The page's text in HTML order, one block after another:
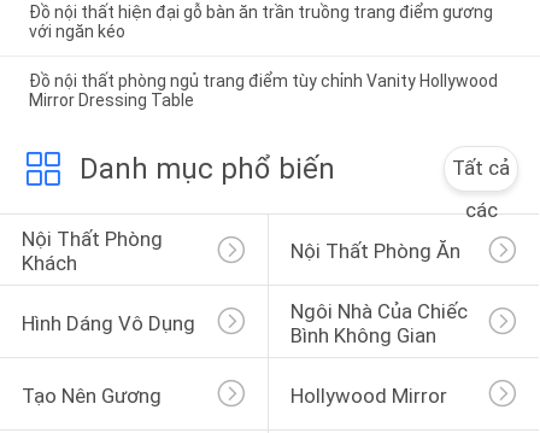
CHÍNH
SÁCH
BẢO
MẬT
Đồ nội thất hiện đại gỗ bàn ăn trần truồng trang điểm gương
với ngăn kéo
Đồ nội thất phòng ngủ trang điểm tùy chỉnh Vanity Hollywood
Mirror Dressing Table
Danh mục phổ biến
Tất cả
các
Nội Thất Phòng
Khách
Nội Thất Phòng Ăn
Hình Dáng Vô Dụng
Ngôi Nhà Của Chiếc
Bình Không Gian
Tạo Nên Gương Hollywood Mirror